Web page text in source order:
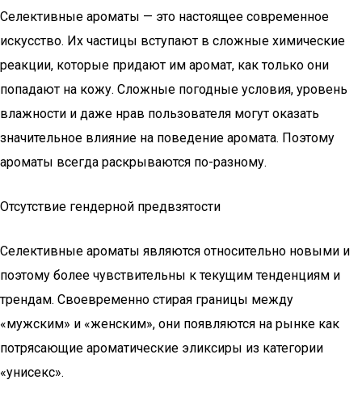
Селективные ароматы — это настоящее современное
искусство. Их частицы вступают в сложные химические
реакции, которые придают им аромат, как только они
попадают на кожу. Сложные погодные условия, уровень
влажности и даже нрав пользователя могут оказать
значительное влияние на поведение аромата. Поэтому
ароматы всегда раскрываются по-разному.
Отсутствие гендерной предвзятости
Селективные ароматы являются относительно новыми и
поэтому более чувствительны к текущим тенденциям и
трендам. Своевременно стирая границы между
«мужским» и «женским», они появляются на рынке как
потрясающие ароматические эликсиры из категории
«унисекс».